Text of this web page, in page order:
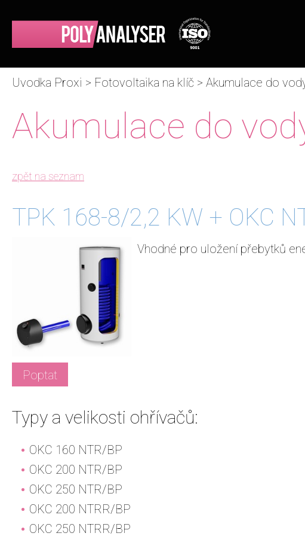
Uvodka Proxi > Fotovoltaika na klíč > Akumulace do
Akumulace do
zpět na seznam
TPK 168-8/2,2 KW + OKC
Vhodné pro uložení přebytků
Poptat
Typy a velikosti ohřívačů:
OKC 160 NTR/BP
OKC 200 NTR/BP
OKC 250 NTR/BP
OKC 200 NTRR/BP
OKC 250 NTRR/BP